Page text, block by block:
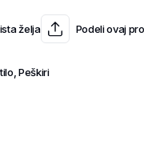
želja Podeli ovaj
Peškiri